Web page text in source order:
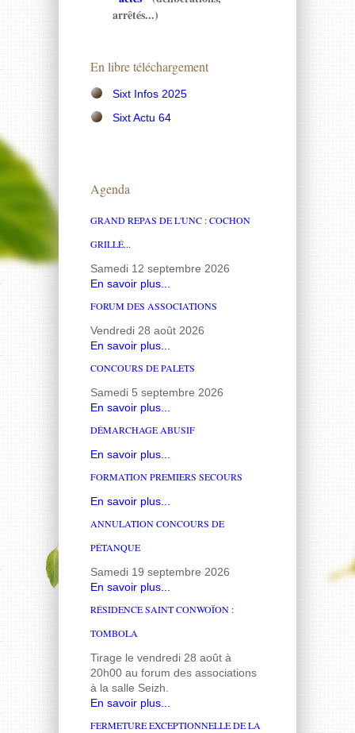
arrêtés...)
En libre téléchargement
Sixt Infos 2025
Sixt Actu 64
Agenda
GRAND REPAS DE L'UNC : COCHON
GRILLÉ...
Samedi 12 septembre 2026
En savoir plus...
FORUM DES ASSOCIATIONS
Vendredi 28 août 2026
En savoir plus...
CONCOURS DE PALETS
Samedi 5 septembre 2026
En savoir plus...
DÉMARCHAGE ABUSIF
En savoir plus...
FORMATION PREMIERS SECOURS
En savoir plus...
ANNULATION CONCOURS DE
PÉTANQUE
Samedi 19 septembre 2026
En savoir plus...
RÉSIDENCE SAINT CONWOÏON :
TOMBOLA
Tirage le vendredi 28 août à
20h00 au forum des associations
à la salle Seizh.
En savoir plus...
FERMETURE EXCEPTIONNELLE DE LA